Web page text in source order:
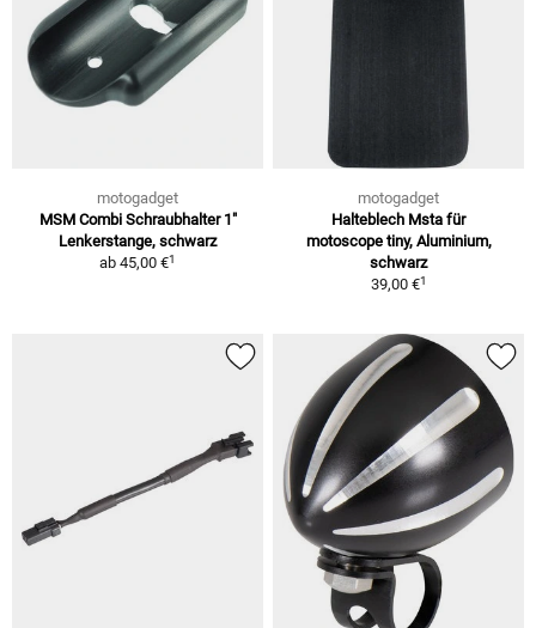
motogadget
MSM Combi Schraubhalter 1"
Lenkerstange, schwarz
ab 45,00 €1
motogadget
Halteblech Msta für
motoscope tiny, Aluminium,
schwarz
39,00 €1